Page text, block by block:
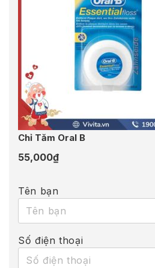
Chỉ Tăm Oral B
55,000₫
Tên bạn
Số điện thoại